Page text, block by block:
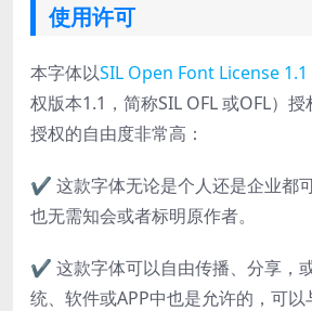
使用许可
本字体以SIL Open Font License 1.1
权版本1.1，简称SIL OFL 或OFL）
授权的自由度非常高：
✔ 这款字体无论是个人还是企业都
也无需知会或者标明原作者。
✔ 这款字体可以自由传播、分享，
统、软件或APP中也是允许的，可